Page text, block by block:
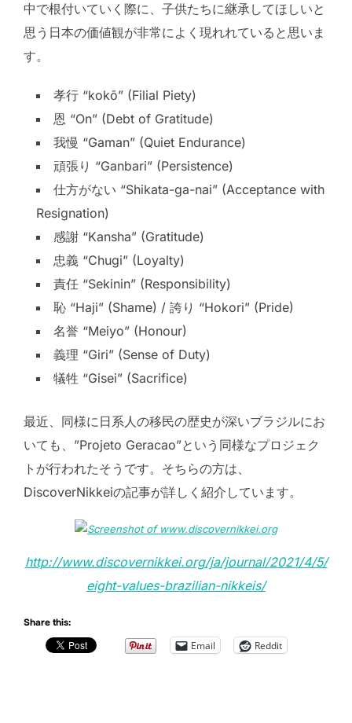
中で根付いていく際に、子供たちに継承してほしいと
思う日本の価値観が非常によく現れれていると思いま
す。
孝行 “kokō” (Filial Piety)
恩 “On” (Debt of Gratitude)
我慢 “Gaman” (Quiet Endurance)
頑張り “Ganbari” (Persistence)
仕方がない “Shikata-ga-nai” (Acceptance with
Resignation)
感謝 “Kansha” (Gratitude)
忠義 “Chugi” (Loyalty)
責任 “Sekinin” (Responsibility)
恥 “Haji” (Shame) / 誇り “Hokori” (Pride)
名誉 “Meiyo” (Honour)
義理 “Giri” (Sense of Duty)
犠牲 “Gisei” (Sacrifice)
最近、同様に日系人の移民の歴史が深いブラジルにお
いても、”Projeto Geracao”という同様なプロジェク
トが行われたそうです。そちらの方は、
DiscoverNikkeiの記事が詳しく紹介しています。
http://www.discovernikkei.org/ja/journal/2021/4/5/
eight-values-brazilian-nikkeis/
Share this:
Email Reddit